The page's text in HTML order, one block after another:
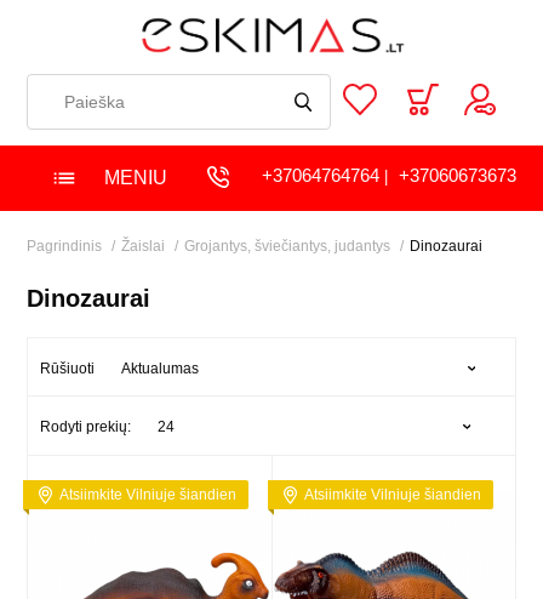
MENIU +37064764764| +37060673673
Pagrindinis Žaislai Grojantys, šviečiantys, judantys Dinozaurai
Dinozaurai
Rūšiuoti Aktualumas
Rodyti prekių: 24
Atsiimkite Vilniuje šiandien Atsiimkite Vilniuje šiandien